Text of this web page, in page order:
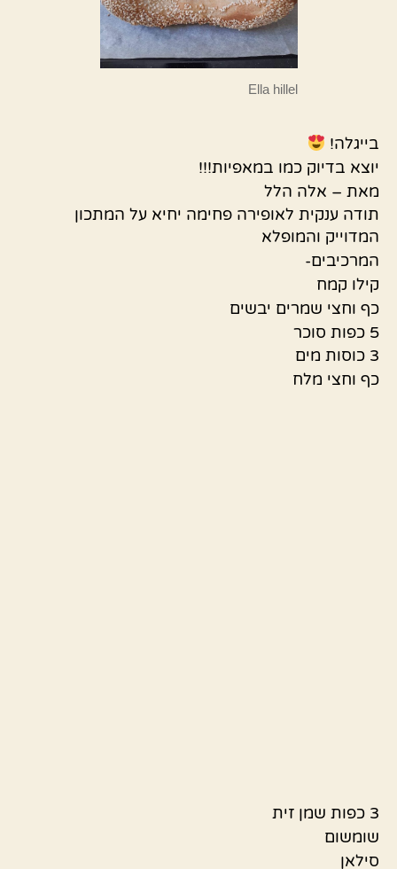
Ella hillel
בייגלה!
יוצא בדיוק כמו במאפיות!!!
מאת – אלה הלל
תודה ענקית לאופירה פחימה יחיא על המתכון
המדוייק והמופלא
המרכיבים-
קילו קמח
כף וחצי שמרים יבשים
5 כפות סוכר
3 כוסות מים
כף וחצי מלח
3 כפות שמן זית
שומשום
סילאן